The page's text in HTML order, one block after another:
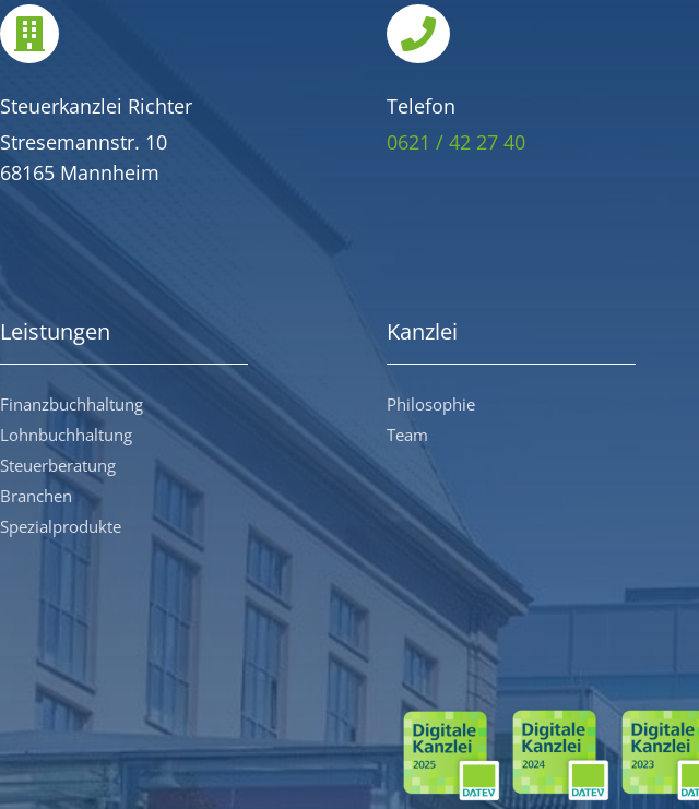

Steuerkanzlei Richter
Stresemannstr. 10
68165 Mannheim

Telefon
0621 / 42 27 40
Leistungen
Finanzbuchhaltung
Lohnbuchhaltung
Steuerberatung
Branchen
Spezialprodukte
Kanzlei
Philosophie
Team